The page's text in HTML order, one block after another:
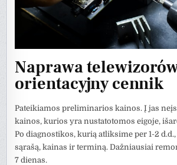
Naprawa
orientacyjny cennik
Pateikiamos preliminarios kainos. Į jas
kainos, kurios yra nustatotomos eigoje,
Po diagnostikos, kurią atliksime per 1-2
sąrašą, kainas ir terminą. Dažniausiai
7 dienas.